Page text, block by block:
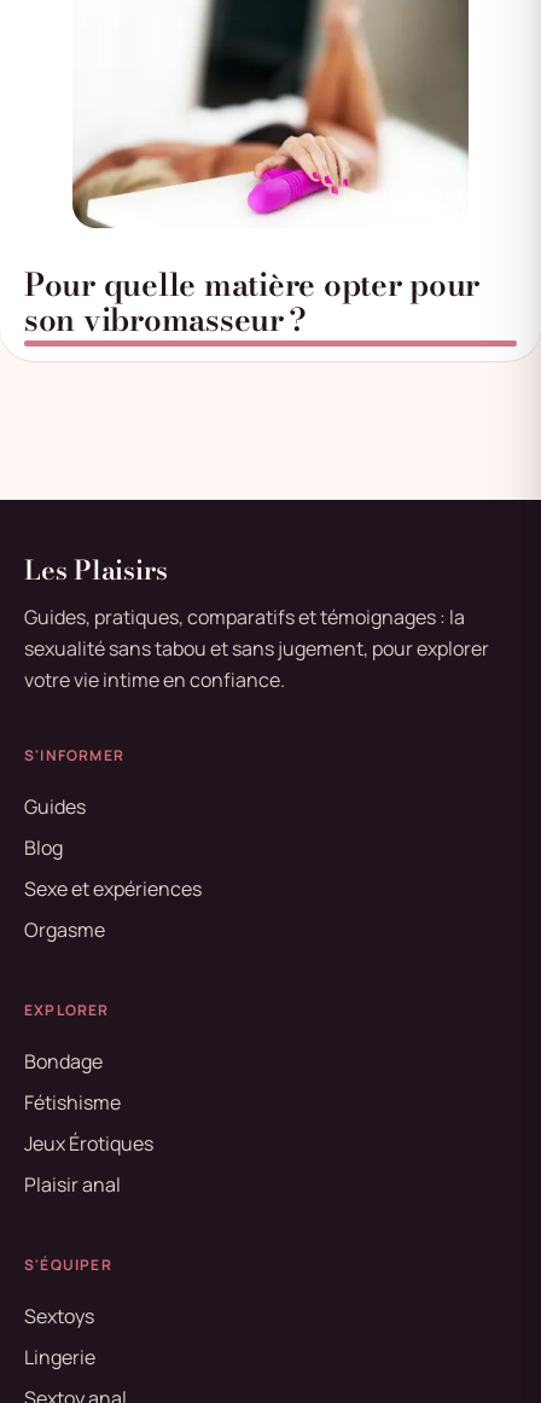
Pour quelle matière opter pour
son vibromasseur ?
Les Plaisirs
Guides, pratiques, comparatifs et témoignages : la
sexualité sans tabou et sans jugement, pour explorer
votre vie intime en confiance.
S'INFORMER
Guides
Blog
Sexe et expériences
Orgasme
EXPLORER
Bondage
Fétishisme
Jeux Érotiques
Plaisir anal
S'ÉQUIPER
Sextoys
Lingerie